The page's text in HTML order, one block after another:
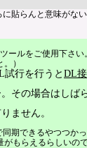
貼らんと意味がな
ールをご使用下さ
）
試行を行うとDL
その場合はしば
ません。
期できるやつつかっ
もらえるらしいので